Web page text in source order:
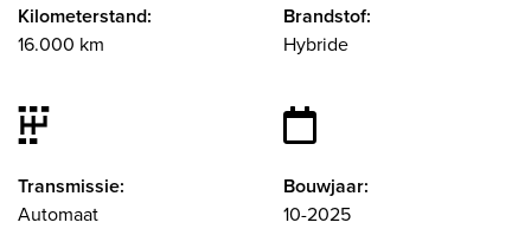
Kilometerstand:
16.000 km
Brandstof:
Hybride
Transmissie:
Automaat
Bouwjaar:
10-2025